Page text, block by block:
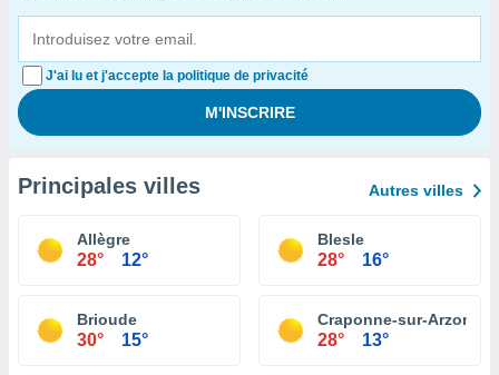
J'ai lu et j'accepte la politique de privacité
Principales villes Autres villes
Allègre
28° 12°
Blesle
28° 16°
Brioude
30° 15°
Craponne-sur-Arzon
28° 13°